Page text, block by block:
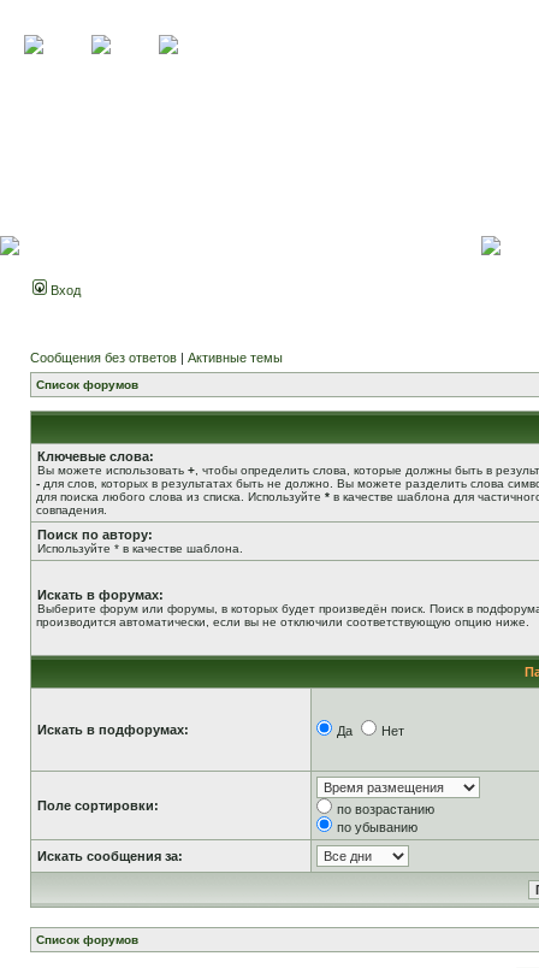
Вход
Сообщения без ответов | Активные темы
Список форумов
Ключевые слова:
Вы можете использовать + , чтобы определить слова, которые должны быть в
- для слов, которых в результатах быть не должно. Вы можете разделить слова
для поиска любого слова из списка. Используйте * в качестве шаблона для
совпадения.
Поиск по автору:
Используйте * в качестве шаблона.
Искать в форумах:
Выберите форум или форумы, в которых будет произведён поиск. Поиск в
производится автоматически, если вы не отключили соответствующую опцию ниже.
Искать в подфорумах: Да Нет
Поле сортировки:
по возрастанию
по убыванию
Искать сообщения за:
Список форумов